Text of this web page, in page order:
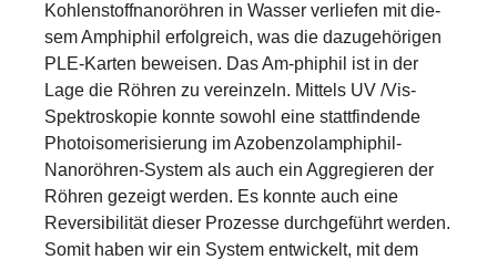
Kohlenstoffnanoröhren in Wasser verliefen mit die-
sem Amphiphil erfolgreich, was die dazugehörigen
PLE-Karten beweisen. Das Am-phiphil ist in der
Lage die Röhren zu vereinzeln. Mittels UV /Vis-
Spektroskopie konnte sowohl eine stattfindende
Photoisomerisierung im Azobenzolamphiphil-
Nanoröhren-System als auch ein Aggregieren der
Röhren gezeigt werden. Es konnte auch eine
Reversibilität dieser Prozesse durchgeführt werden.
Somit haben wir ein System entwickelt, mit dem